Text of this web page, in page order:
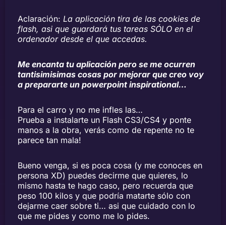
Aclaración: La aplicación tira de las cookies de
flash, asi que guardará tus tareas SÓLO en el
ordenador desde el que accedas.
Me encanta tu aplicación pero se me ocurren
tantisimisimas cosas por mejorar que creo voy
a prepararte un powerpoint inspirational…
Para el carro y no me infles las…
Prueba a instalarte un Flash CS3/CS4 y ponte
manos a la obra, verás como de repente no te
parece tan mala!
Bueno venga, si es poca cosa (y me conoces en
persona XD) puedes decirme que quieres, lo
mismo hasta te hago caso, pero recuerda que
peso 100 kilos y que podría matarte sólo con
dejarme caer sobre ti… asi que cuidado con lo
que me pides y como me lo pides.